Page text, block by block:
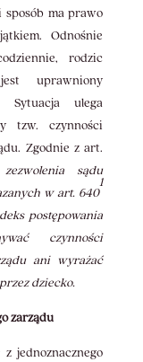
ma prawo
Odnośnie
rodzic
uprawniony
Sytuacja ulega
tzw. czynności
Zgodnie z art.
sądu
w art. 640
1
postępowania
czynności
ani wyrażać
dziecko.
zarządu